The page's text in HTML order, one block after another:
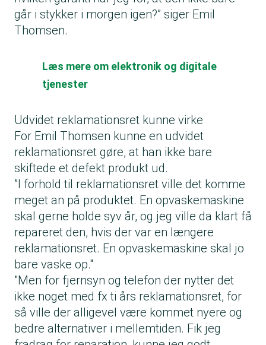
går i stykker i morgen igen?” siger Emil
Thomsen.
Læs mere om elektronik og digitale
tjenester
Udvidet reklamationsret kunne virke
For Emil Thomsen kunne en udvidet
reklamationsret gøre, at han ikke bare
skiftede et defekt produkt ud.
”I forhold til reklamationsret ville det komme
meget an på produktet. En opvaskemaskine
skal gerne holde syv år, og jeg ville da klart få
repareret den, hvis der var en længere
reklamationsret. En opvaskemaskine skal jo
bare vaske op."
"Men for fjernsyn og telefon der nytter det
ikke noget med fx ti års reklamationsret, for
så ville der alligevel være kommet nyere og
bedre alternativer i mellemtiden. Fik jeg